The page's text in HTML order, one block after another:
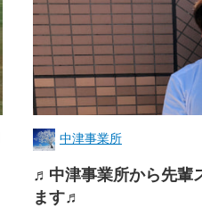
中津事業所
♬中津事業所から先輩
ます♬